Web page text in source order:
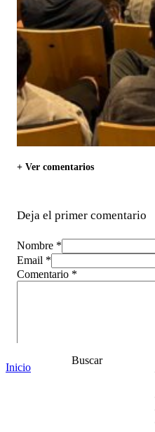
+ Ver comentarios
Deja el primer comentario
Nombre *
Email *
Comentario *
Inicio
Buscar